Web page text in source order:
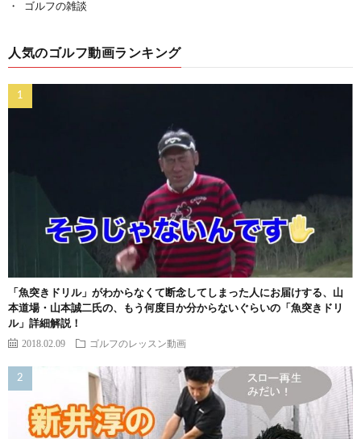
ゴルフの雑談
人気のゴルフ動画ランキング
「魚突きドリル」がわからなくて断念してしまった人にお届けする、山
本道場・山本誠二氏の、もう何度目か分からないぐらいの「魚突きドリ
ル」詳細解説！
2018.02.09 ゴルフのレッスン動画